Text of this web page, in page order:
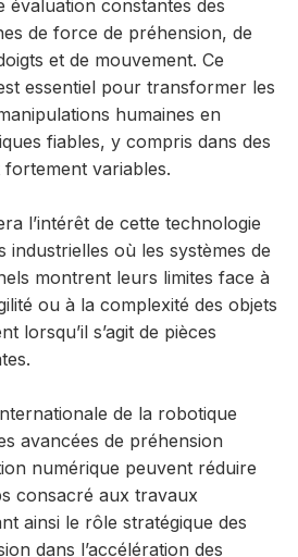
évaluation constantes des
de force de préhension, de
et de mouvement. Ce
essentiel pour transformer les
humaines en
fiables, y compris dans des
variables.
l’intérêt de cette technologie
industrielles où les systèmes de
montrent leurs limites face à
ou à la complexité des objets
lorsqu’il s’agit de pièces
de la robotique
avancées de préhension
numérique peuvent réduire
consacré aux travaux
ainsi le rôle stratégique des
dans l’accélération des